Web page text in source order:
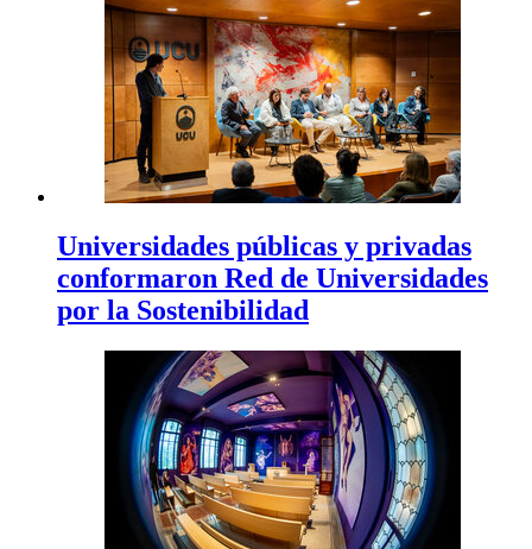
Universidades públicas y privadas
conformaron Red de Universidades
por la Sostenibilidad